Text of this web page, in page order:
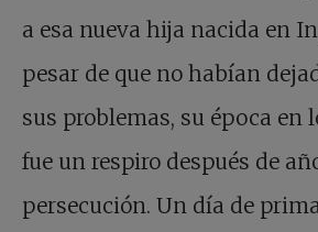
a esa nueva hija nacida en
pesar de que no habían
sus problemas, su época en
fue un respiro después de
persecución. Un día de